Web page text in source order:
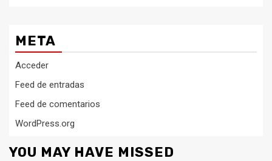
META
Acceder
Feed de entradas
Feed de comentarios
WordPress.org
YOU MAY HAVE MISSED